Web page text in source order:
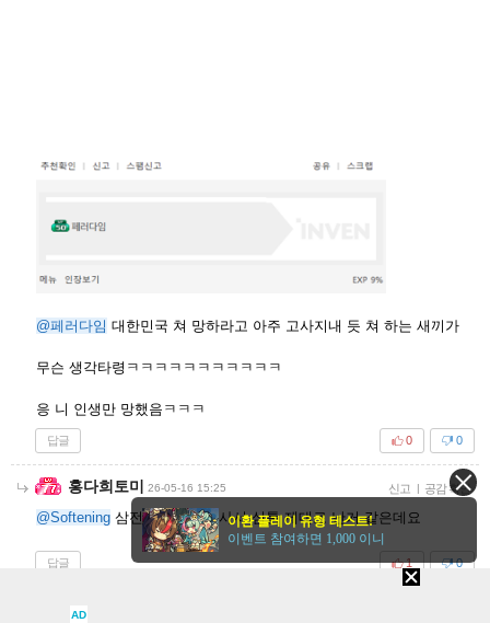
@페러다임 대한민국 쳐 망하라고 아주 고사지내 듯 쳐 하는 새끼가
무슨 생각타령ㅋㅋㅋㅋㅋㅋㅋㅋㅋㅋㅋ
응 니 인생만 망했음ㅋㅋㅋ
답글 0
0
홍다희토미 26-05-16 15:25 신고 | 공감 확인
@Softening 삼전하이닉스 못사서 심통 제대로 난거 같은데요
답글 0
1
샤를렛타
AD
이환 플레이 유형 테스트!
이벤트 참여하면 1,000 이니